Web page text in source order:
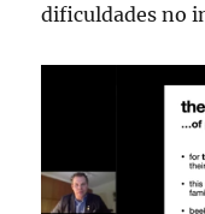
dificuldades no